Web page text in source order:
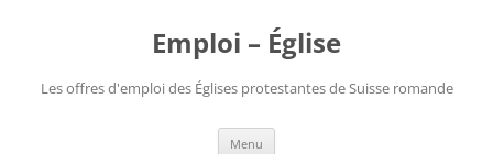
Emploi – Église
Les offres d'emploi des Églises protestantes de Suisse romande
Menu